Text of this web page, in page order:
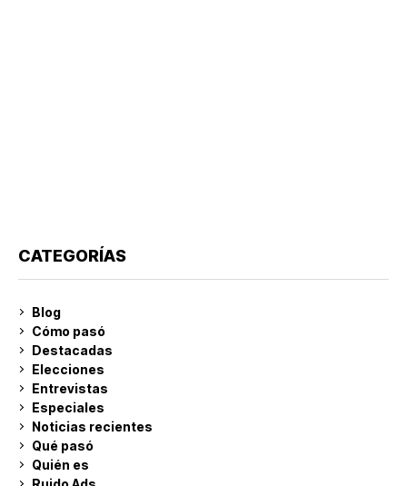
CATEGORÍAS
Blog
Cómo pasó
Destacadas
Elecciones
Entrevistas
Especiales
Noticias recientes
Qué pasó
Quién es